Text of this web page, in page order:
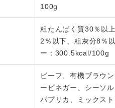
100g
粗たんぱく質30％以
2％以下、粗灰分8％
ー：300.5kcal/100g
ビーフ、有機ブラウ
ービネガー、シーソ
パプリカ、ミックス